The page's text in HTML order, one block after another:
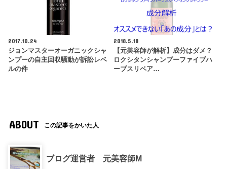
2017.10.24
ジョンマスターオーガニックシャ
ンプーの自主回収騒動が訴訟レベ
ルの件
2018.5.18
【元美容師が解析】成分はダメ？
ロクシタンシャンプーファイブハ
ーブスリペア…
ABOUT この記事をかいた人
ブログ運営者 元美容師M